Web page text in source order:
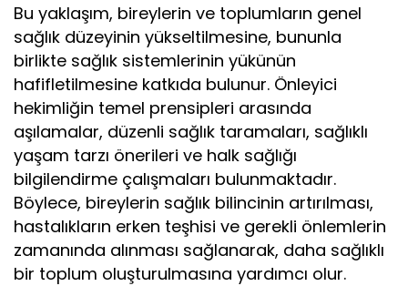
Bu yaklaşım, bireylerin ve toplumların genel
sağlık düzeyinin yükseltilmesine, bununla
birlikte sağlık sistemlerinin yükünün
hafifletilmesine katkıda bulunur. Önleyici
hekimliğin temel prensipleri arasında
aşılamalar, düzenli sağlık taramaları, sağlıklı
yaşam tarzı önerileri ve halk sağlığı
bilgilendirme çalışmaları bulunmaktadır.
Böylece, bireylerin sağlık bilincinin artırılması,
hastalıkların erken teşhisi ve gerekli önlemlerin
zamanında alınması sağlanarak, daha sağlıklı
bir toplum oluşturulmasına yardımcı olur.